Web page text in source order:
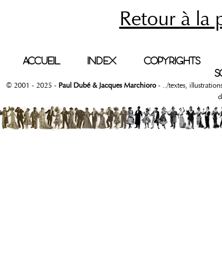
Retour à la
ACCUEIL INDEX
COPYRIGHTS
© 2001 - 2025 - Paul Dubé & Jacques Marchioro - ../textes,